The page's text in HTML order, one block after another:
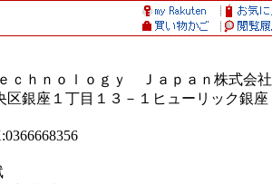
ｃｈｎｏｌｏｇｙ Ｊａｐａｎ株式会社
区銀座１丁目１３－１ヒューリック銀座